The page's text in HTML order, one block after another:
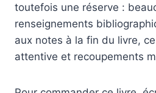
toutefois une réserve :
renseignements
aux notes à la fin du livre,
attentive et recoupements